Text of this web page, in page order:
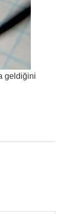
geldiğini